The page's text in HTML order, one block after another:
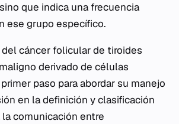
que indica una frecuencia
ese grupo específico.
cáncer folicular de tiroides
derivado de células
paso para abordar su manejo
en la definición y clasificación
comunicación entre